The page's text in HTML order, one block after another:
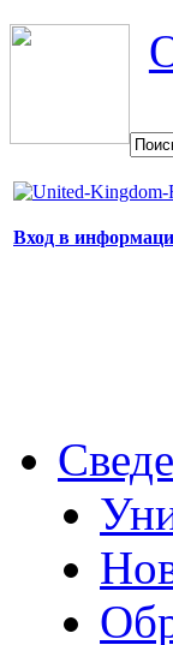
Вход в